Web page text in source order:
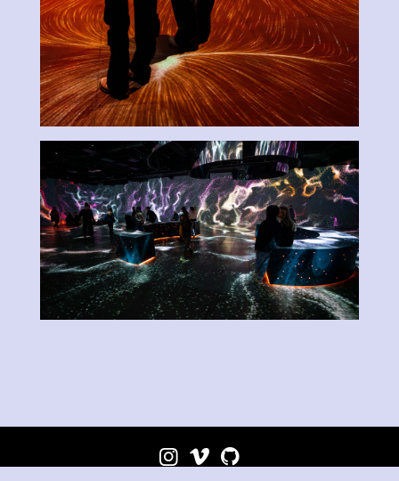
  